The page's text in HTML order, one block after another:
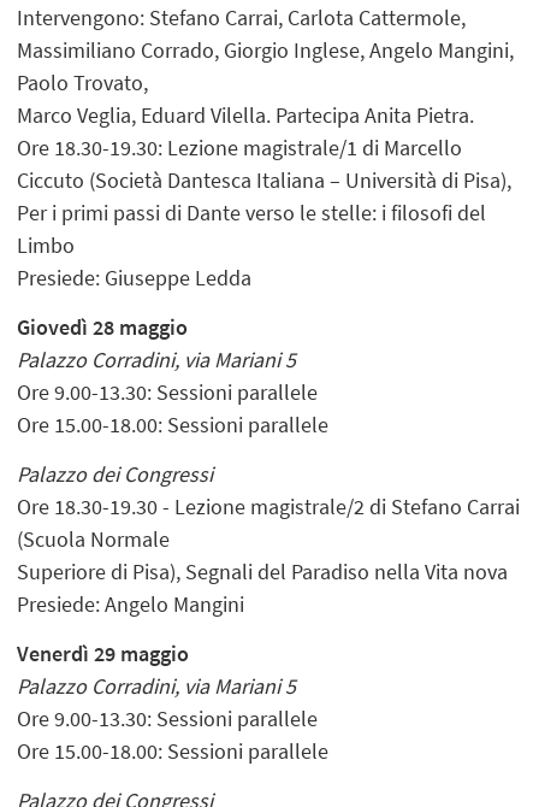
Intervengono: Stefano Carrai, Carlota Cattermole,
Massimiliano Corrado, Giorgio Inglese, Angelo Mangini,
Paolo Trovato,
Marco Veglia, Eduard Vilella. Partecipa Anita Pietra.
Ore 18.30-19.30: Lezione magistrale/1 di Marcello
Ciccuto (Società Dantesca Italiana – Università di Pisa),
Per i primi passi di Dante verso le stelle: i filosofi del
Limbo
Presiede: Giuseppe Ledda
Giovedì 28 maggio
Palazzo Corradini, via Mariani 5
Ore 9.00-13.30: Sessioni parallele
Ore 15.00-18.00: Sessioni parallele
Palazzo dei Congressi
Ore 18.30-19.30 - Lezione magistrale/2 di Stefano Carrai
(Scuola Normale
Superiore di Pisa), Segnali del Paradiso nella Vita nova
Presiede: Angelo Mangini
Venerdì 29 maggio
Palazzo Corradini, via Mariani 5
Ore 9.00-13.30: Sessioni parallele
Ore 15.00-18.00: Sessioni parallele
Palazzo dei Congressi